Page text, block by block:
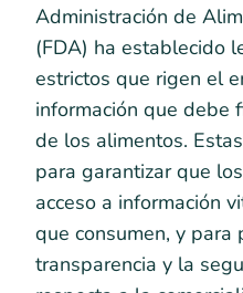
Administración de
(FDA) ha establecido
estrictos que rigen el
información que debe
de los alimentos.
para garantizar que
acceso a información
que consumen, y para
transparencia y la